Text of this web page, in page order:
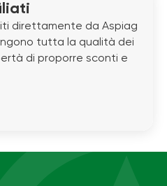
direttamente da Aspiag
tutta la qualità dei
di proporre sconti e